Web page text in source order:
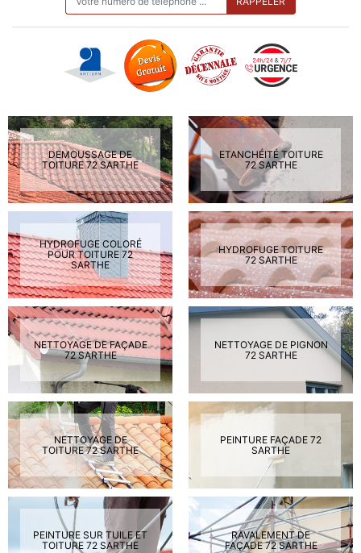
DEMOUSSAGE DE
TOITURE 72 SARTHE
ETANCHÉITÉ TOITURE
72 SARTHE
HYDROFUGE COLORÉ
POUR TOITURE 72
SARTHE
HYDROFUGE TOITURE
72 SARTHE
NETTOYAGE DE FAÇADE
72 SARTHE
NETTOYAGE DE PIGNON
72 SARTHE
NETTOYAGE DE
TOITURE 72 SARTHE
PEINTURE FAÇADE 72
SARTHE
PEINTURE SUR TUILE ET
TOITURE 72 SARTHE
RAVALEMENT DE
FAÇADE 72 SARTHE